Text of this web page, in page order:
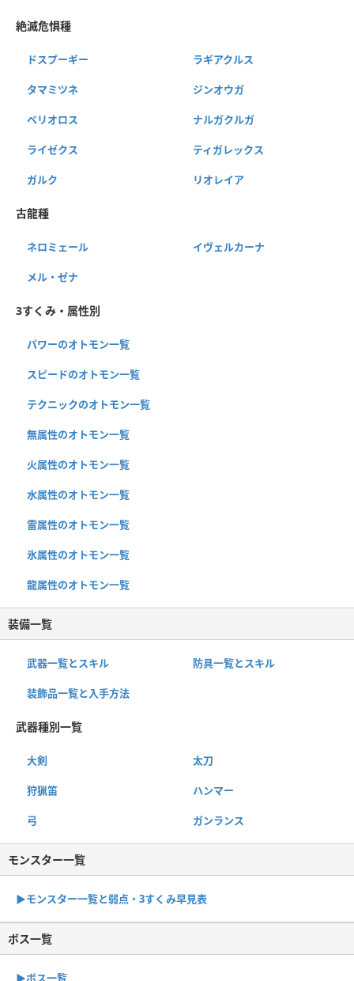
絶滅危惧種
ドスプーギー ラギアクルス
タマミツネ ジンオウガ
ベリオロス ナルガクルガ
ライゼクス ティガレックス
ガルク リオレイア
古龍種
ネロミェール イヴェルカーナ
メル・ゼナ
3すくみ・属性別
パワーのオトモン一覧
スピードのオトモン一覧
テクニックのオトモン一覧
無属性のオトモン一覧
火属性のオトモン一覧
水属性のオトモン一覧
雷属性のオトモン一覧
氷属性のオトモン一覧
龍属性のオトモン一覧
装備一覧
武器一覧とスキル 防具一覧とスキル
装飾品一覧と入手方法
武器種別一覧
大剣 太刀
狩猟笛 ハンマー
弓 ガンランス
モンスター一覧
▶︎モンスター一覧と弱点・3すくみ早見表
ボス一覧
▶︎ボス一覧